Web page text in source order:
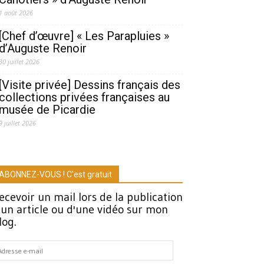
1 août 2026
[Chef d’œuvre] « Les Parapluies »
d’Auguste Renoir
juillet 2026
[Visite privée] Dessins français des
collections privées françaises au
musée de Picardie
juillet 2026
VOUS ! C'est gratuit
un mail lors de la publication
article ou d'une vidéo sur mon